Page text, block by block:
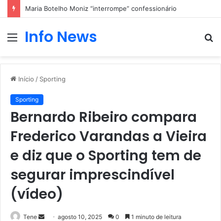
Maria Botelho Moniz “interrompe” confessionário
Menu
Info News
Início / Sporting
Sporting
Bernardo Ribeiro compara
Frederico Varandas a Vieira
e diz que o Sporting tem de
segurar imprescindível
(vídeo)
Tene
Mandeagosto 10, 2025 0 1 minuto de leitura